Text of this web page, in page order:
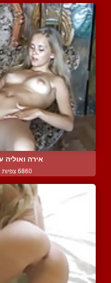
אירה
6860 צפיות